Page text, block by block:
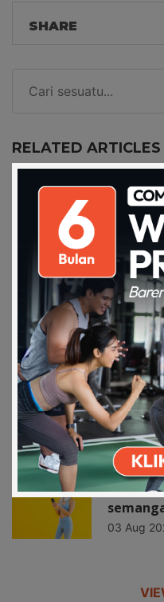
Download on the
Apps Store
SHARE
RELATED ARTICLES
3
Buncit!
22 Apr
Cara
Secara
03 Mar
Daun,
02 Feb
Fitness
25 Nov
Gadget
03 Aug